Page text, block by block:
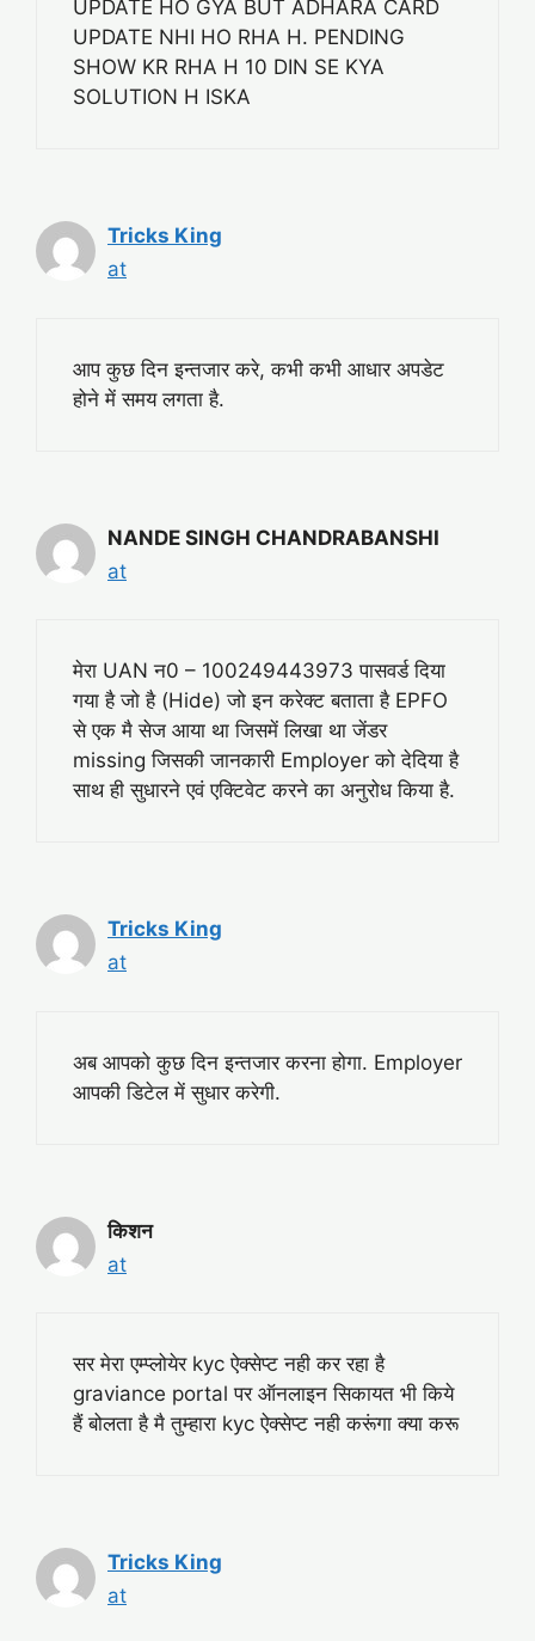
UPDATE HO GYA BUT ADHARA CARD
UPDATE NHI HO RHA H. PENDING
SHOW KR RHA H 10 DIN SE KYA
SOLUTION H ISKA
Tricks King
at
आप कुछ दिन इन्तजार करे, कभी कभी आधार अपडेट
होने में समय लगता है.
NANDE SINGH CHANDRABANSHI
at
मेरा UAN न0 – 100249443973 पासवर्ड दिया
गया है जो है (Hide) जो इन करेक्ट बताता है EPFO
से एक मै सेज आया था जिसमें लिखा था जेंडर
missing जिसकी जानकारी Employer को देदिया है
साथ ही सुधारने एवं एक्टिवेट करने का अनुरोध किया है.
Tricks King
at
अब आपको कुछ दिन इन्तजार करना होगा. Employer
आपकी डिटेल में सुधार करेगी.
किशन
at
सर मेरा एम्प्लोयेर kyc ऐक्सेप्ट नही कर रहा है
graviance portal पर ऑनलाइन सिकायत भी किये
हैं बोलता है मै तुम्हारा kyc ऐक्सेप्ट नही करूंगा क्या करू
Tricks King
at